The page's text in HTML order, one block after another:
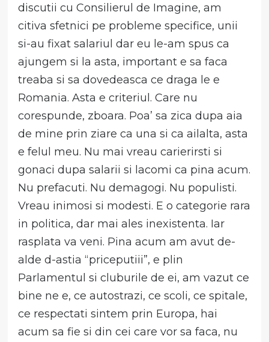
discutii cu Consilierul de Imagine, am
citiva sfetnici pe probleme specifice, unii
si-au fixat salariul dar eu le-am spus ca
ajungem si la asta, important e sa faca
treaba si sa dovedeasca ce draga le e
Romania. Asta e criteriul. Care nu
corespunde, zboara. Poa’ sa zica dupa aia
de mine prin ziare ca una si ca ailalta, asta
e felul meu. Nu mai vreau carierirsti si
gonaci dupa salarii si lacomi ca pina acum.
Nu prefacuti. Nu demagogi. Nu populisti.
Vreau inimosi si modesti. E o categorie rara
in politica, dar mai ales inexistenta. Iar
rasplata va veni. Pina acum am avut de-
alde d-astia “priceputiii”, e plin
Parlamentul si cluburile de ei, am vazut ce
bine ne e, ce autostrazi, ce scoli, ce spitale,
ce respectati sintem prin Europa, hai
acum sa fie si din cei care vor sa faca, nu